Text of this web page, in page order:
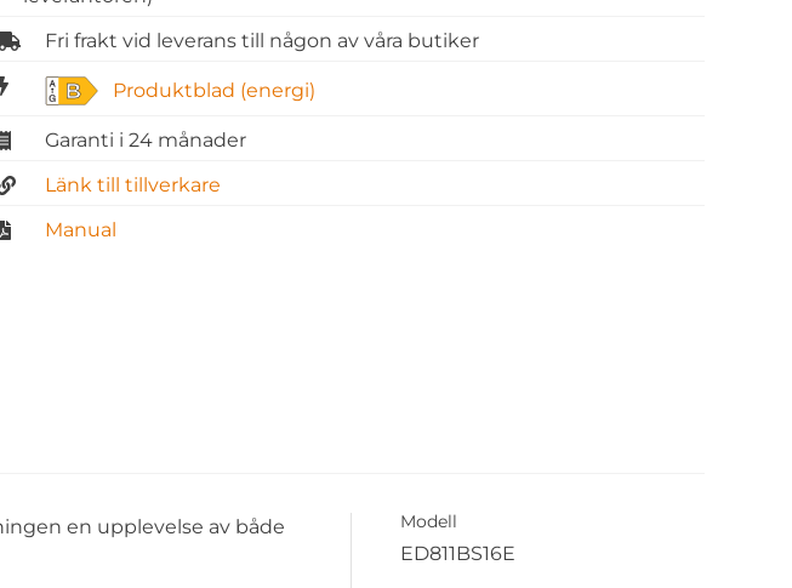
Fri frakt vid leverans till någon av våra butiker
B Produktblad (energi)
Garanti i 24 månader
Länk till tillverkare
Manual
en upplevelse av både
Modell
ED811BS16E